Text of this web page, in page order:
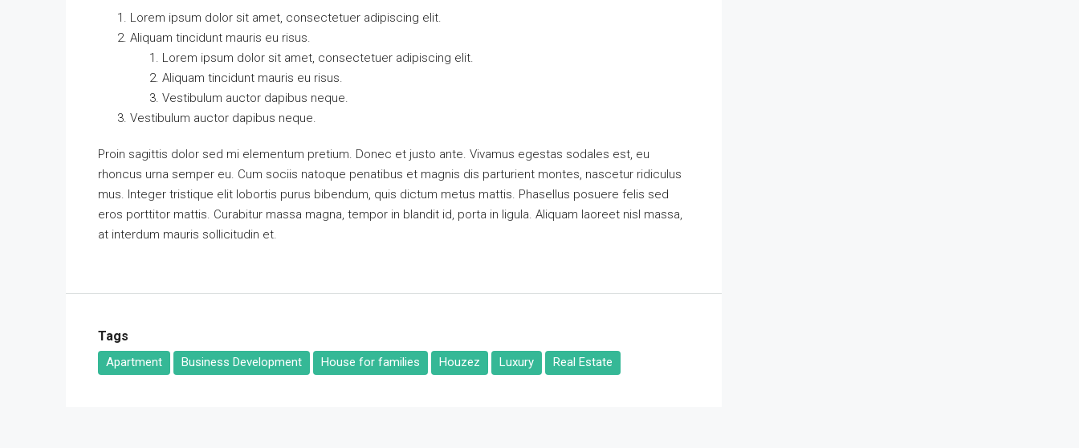
Lorem ipsum dolor sit amet, consectetuer adipiscing elit.
Aliquam tincidunt mauris eu risus.
Lorem ipsum dolor sit amet, consectetuer adipiscing elit.
Aliquam tincidunt mauris eu risus.
Vestibulum auctor dapibus neque.
Vestibulum auctor dapibus neque.
Proin sagittis dolor sed mi elementum pretium. Donec et justo ante. Vivamus egestas sodales est, eu
rhoncus urna semper eu. Cum sociis natoque penatibus et magnis dis parturient montes, nascetur ridiculus
mus. Integer tristique elit lobortis purus bibendum, quis dictum metus mattis. Phasellus posuere felis sed
eros porttitor mattis. Curabitur massa magna, tempor in blandit id, porta in ligula. Aliquam laoreet nisl massa,
at interdum mauris sollicitudin et.
Tags
Apartment Business Development House for families Houzez Luxury Real Estate